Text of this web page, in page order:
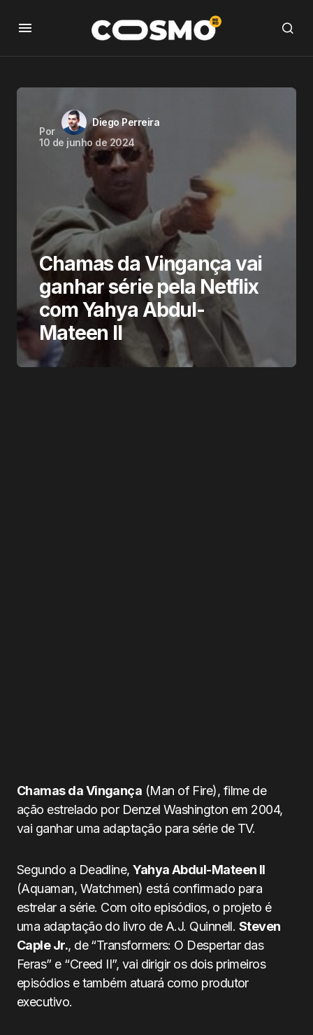
Por
Diego Perreira
10 de junho de 2024
Chamas da Vingança vai
ganhar série pela Netflix
com Yahya Abdul-
Mateen ll
Chamas da Vingança (Man of Fire), filme de
ação estrelado por Denzel Washington em 2004,
vai ganhar uma adaptação para série de TV.
Segundo a Deadline,Yahya Abdul-Mateen ll
(Aquaman, Watchmen) está confirmado para
estrelar a série. Com oito episódios, o projeto é
uma adaptação do livro de A.J. Quinnell. Steven
Caple Jr., de “Transformers: O Despertar das
Feras” e “Creed II”, vai dirigir os dois primeiros
episódios e também atuará como produtor
executivo.